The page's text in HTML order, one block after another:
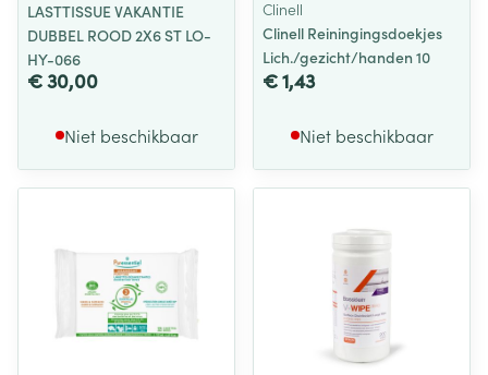
LASTTISSUE VAKANTIE
DUBBEL ROOD 2X6 ST LO-
HY-066
€ 30,00
Niet beschikbaar
Clinell
Clinell Reiningingsdoekjes
Lich./gezicht/handen 10
€ 1,43
Niet beschikbaar